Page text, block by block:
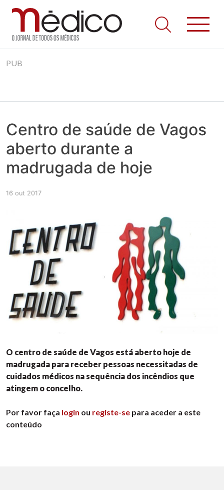
to
Jornal Médico
Médico – O Jornal de Todos os Médicos. Onde as notícias
realmente contam! Tudo o que se passa na Saúde!
PUB
Centro de saúde de Vagos
aberto durante a
madrugada de hoje
16 out 2017
O centro de saúde de Vagos está aberto hoje de
madrugada para receber pessoas necessitadas de
cuidados médicos na sequência dos incêndios que
atingem o concelho.
Por favor faça login ou registe-se para aceder a este
conteúdo